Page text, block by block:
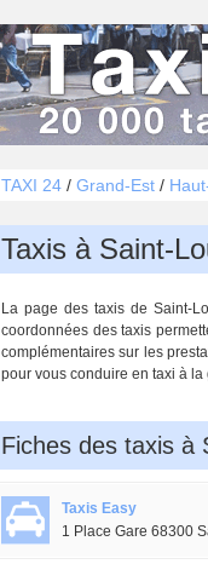
TAXI 24 / Grand-Est /
Taxis à Saint-
La page des taxis de Saint-
coordonnées des taxis
complémentaires sur les
pour vous conduire en taxi à
Fiches des taxis à
Taxis Easy
1 Place Gare 68300